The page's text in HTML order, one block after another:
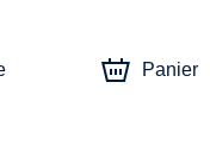
Panier